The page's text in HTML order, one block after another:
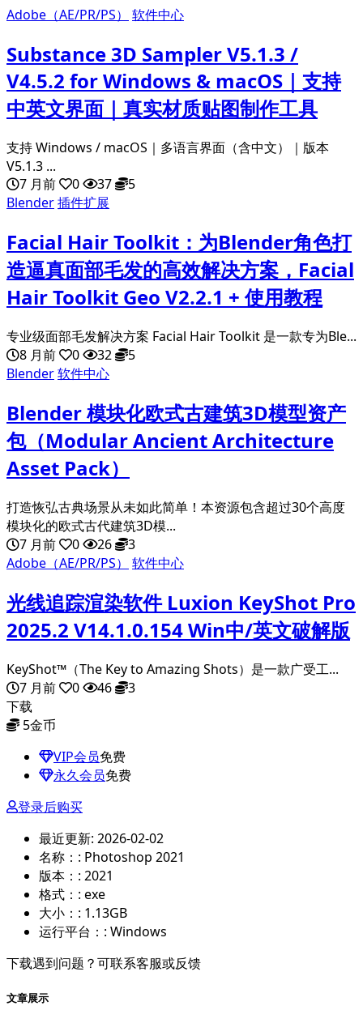
Adobe（AE/PR/PS） 软件中心
Substance 3D Sampler V5.1.3 /
V4.5.2 for Windows & macOS｜支持
中英文界面｜真实材质贴图制作工具
支持 Windows / macOS｜多语言界面（含中文）｜版本
V5.1.3 ...
7 月前
0 37
5
Blender插件扩展
Facial Hair Toolkit：为Blender角色打
造逼真面部毛发的高效解决方案，Facial
Hair Toolkit Geo V2.2.1 + 使用教程
专业级面部毛发解决方案 Facial Hair Toolkit 是一款专为Ble...
8 月前
0 32
5
Blender软件中心
Blender 模块化欧式古建筑3D模型资产
包（Modular Ancient Architecture
Asset Pack）
打造恢弘古典场景从未如此简单！本资源包含超过30个高度
模块化的欧式古代建筑3D模...
7 月前
0 26
3
Adobe（AE/PR/PS）
软件中心
光线追踪渲染软件 Luxion KeyShot Pro
2025.2 V14.1.0.154 Win中/英文破解版
KeyShot™（The Key to Amazing Shots）是一款广受工...
7 月前
0 46
3
下载
5金币
VIP会员免费
永久会员免费
登录后购买
最近更新: 2026-02-02
名称：: Photoshop 2021
版本：: 2021
格式：: exe
大小：: 1.13GB
运行平台：: Windows
下载遇到问题？可联系客服或反馈
文章展示